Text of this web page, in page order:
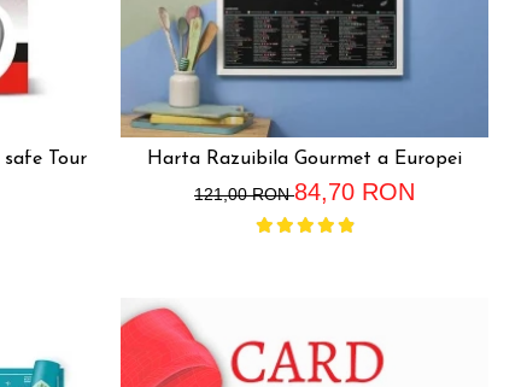
Tour
Harta Razuibila Gourmet a Europei
121,00 RON84,70 RON